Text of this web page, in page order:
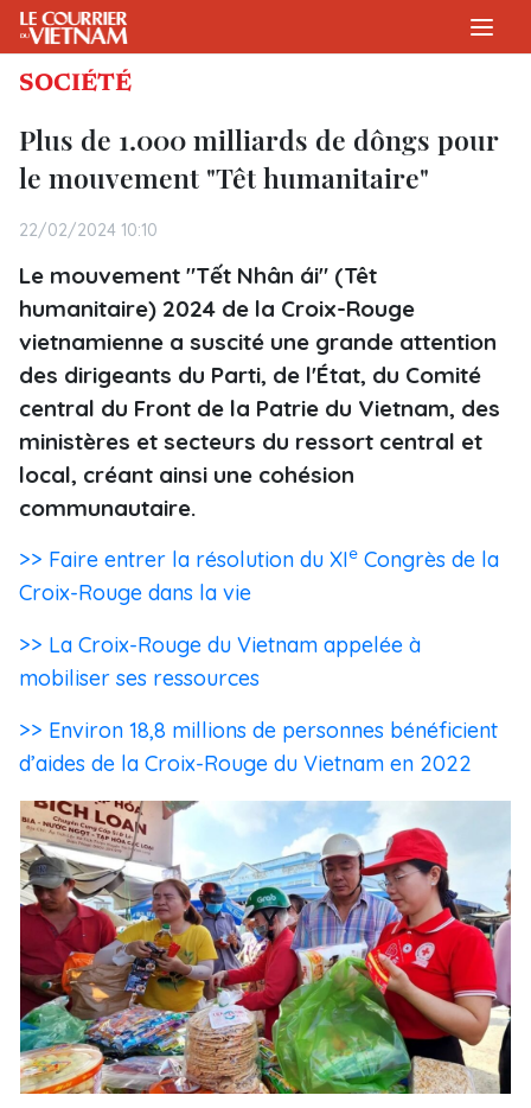
SOCIÉTÉ
Plus de 1.000 milliards de dôngs pour
le mouvement "Têt humanitaire"
22/02/2024 10:10
Le mouvement "Tết Nhân ái" (Têt
humanitaire) 2024 de la Croix-Rouge
vietnamienne a suscité une grande attention
des dirigeants du Parti, de l'État, du Comité
central du Front de la Patrie du Vietnam, des
ministères et secteurs du ressort central et
local, créant ainsi une cohésion
communautaire.
>> Faire entrer la résolution du XIe Congrès de la
Croix-Rouge dans la vie
>> La Croix-Rouge du Vietnam appelée à
mobiliser ses ressources
>> Environ 18,8 millions de personnes bénéficient
d’aides de la Croix-Rouge du Vietnam en 2022